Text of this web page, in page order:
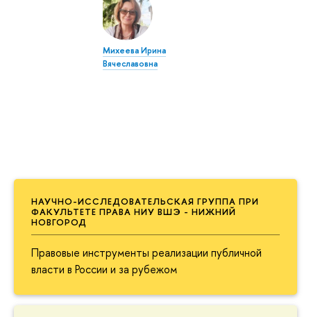
НАУЧНО-ИССЛЕДОВАТЕЛЬСКАЯ ГРУППА ПРИ
ФАКУЛЬТЕТЕ ПРАВА НИУ ВШЭ - НИЖНИЙ
НОВГОРОД
Правовые инструменты реализации публичной
власти в России и за рубежом
Михеева Ирина
Вячеславовна